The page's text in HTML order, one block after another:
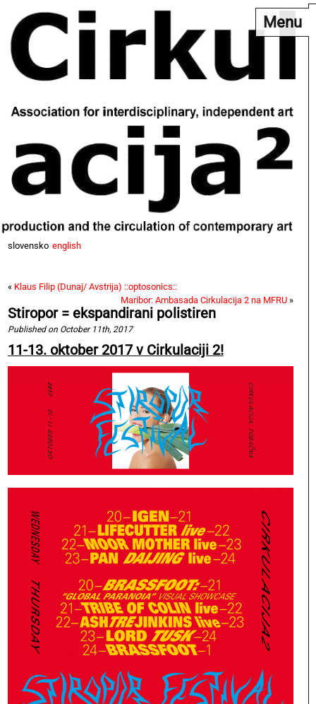
slovensko english
Menu
« Klaus Filip (Dunaj/ Avstrija) ::optosonics::
Maribor: Ambasada Cirkulacija 2 na MFRU »
Stiropor = ekspandirani polistiren
Published on October 11th, 2017
11-13. oktober 2017 v Cirkulaciji 2!